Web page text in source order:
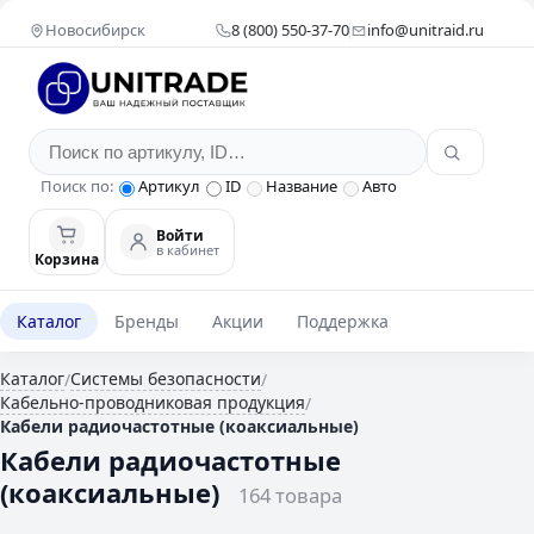
Новосибирск 8 (800) 550-37-70 info@unitraid.ru
Поиск по: Артикул ID Название Авто
Корзина
Войти
в кабинет
Каталог Бренды Акции Поддержка
Каталог/Системы безопасности/
Кабельно-проводниковая продукция/
Кабели радиочастотные (коаксиальные)
Кабели радиочастотные
(коаксиальные)
164 товара